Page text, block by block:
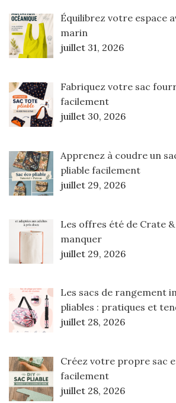
Équilibrez votre espace
marin
juillet 31, 2026
Fabriquez votre sac
facilement
juillet 30, 2026
Apprenez à coudre un
pliable facilement
juillet 29, 2026
Les offres été de Crate &
manquer
juillet 29, 2026
Les sacs de rangement
pliables : pratiques et
juillet 28, 2026
Créez votre propre sac
facilement
juillet 28, 2026